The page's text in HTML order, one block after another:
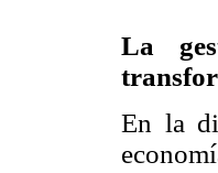
La
En la